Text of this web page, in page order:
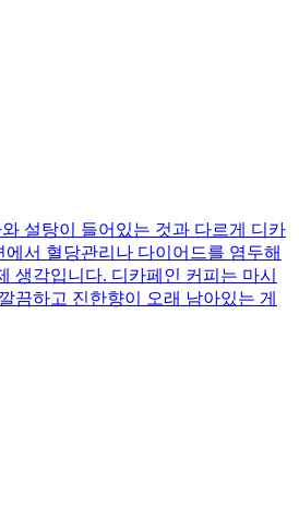
설탕이 들어있는 것과 다르게 디카
서 혈당관리나 다이어드를 염두해
생각입니다. 디카페인 커피는 마시
끔하고 진한향이 오래 남아있는 게